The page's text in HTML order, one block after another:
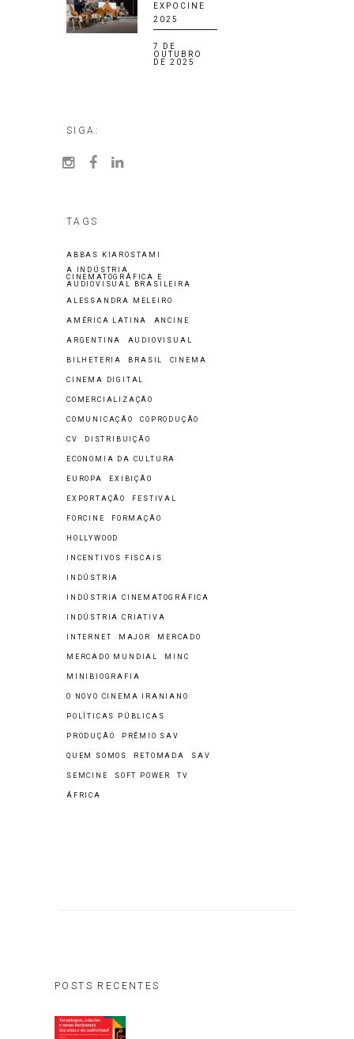
EXPOCINE
2025
7 DE
OUTUBRO
DE 2025
SIGA:
TAGS
ABBAS KIAROSTAMI
A INDÚSTRIA
CINEMATOGRÁFICA E
AUDIOVISUAL BRASILEIRA
ALESSANDRA MELEIRO
AMÉRICA LATINA ANCINE
ARGENTINA AUDIOVISUAL
BILHETERIA BRASIL CINEMA
CINEMA DIGITAL
COMERCIALIZAÇÃO
COMUNICAÇÃO COPRODUÇÃO
CV DISTRIBUIÇÃO
ECONOMIA DA CULTURA
EUROPA EXIBIÇÃO
EXPORTAÇÃO FESTIVAL
FORCINE FORMAÇÃO
HOLLYWOOD
INCENTIVOS FISCAIS
INDÚSTRIA
INDÚSTRIA CINEMATOGRÁFICA
INDÚSTRIA CRIATIVA
INTERNET MAJOR MERCADO
MERCADO MUNDIAL MINC
MINIBIOGRAFIA
O NOVO CINEMA IRANIANO
POLÍTICAS PÚBLICAS
PRODUÇÃO PRÊMIO SAV
QUEM SOMOS RETOMADA SAV
SEMCINE SOFT POWER TV
ÁFRICA
POSTS RECENTES